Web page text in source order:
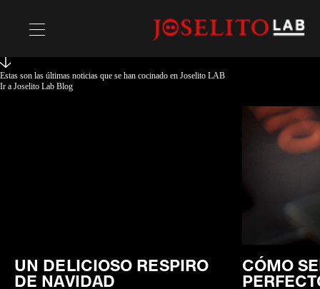
Recetas
Estas son las últimas noticias que se han cocinado en Joselito LAB
Ir a Joselito Lab Blog
UN DELICIOSO RESPIRO
DE NAVIDAD
CÓMO